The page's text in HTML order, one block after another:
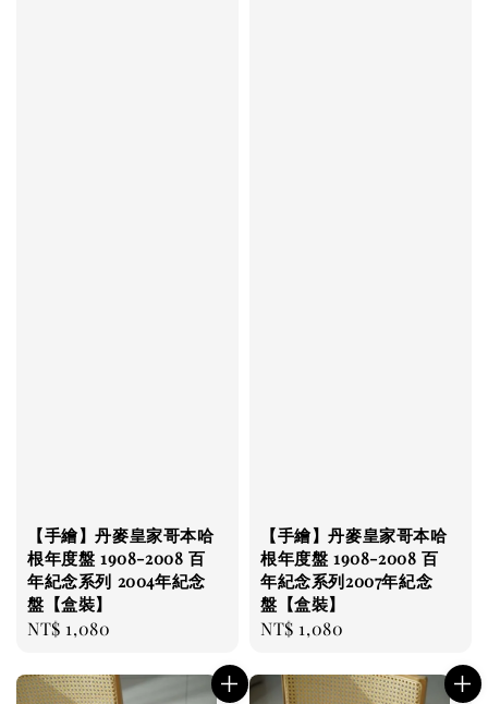
【手繪】丹麥皇家哥本哈
根年度盤 1908-2008 百
年紀念系列 2004年紀念
盤【盒裝】
Regular
NT$ 1,080
【手繪】丹麥皇家哥本哈
根年度盤 1908-2008 百
年紀念系列2007年紀念
盤【盒裝】
Regular
NT$ 1,080